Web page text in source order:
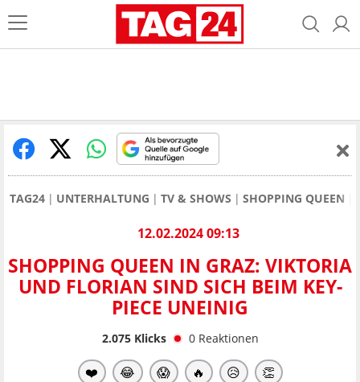
TAG24 UNTERHALTUNG TV & SHOWS SHOPPING QUEEN
12.02.2024 09:13
SHOPPING QUEEN IN GRAZ: VIKTORIA
UND FLORIAN SIND SICH BEIM KEY-
PIECE UNEINIG
2.075Klicks 0 Reaktionen
❤️ 😂 😱 🔥 😥 👏